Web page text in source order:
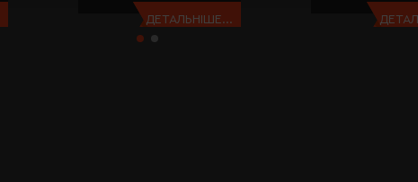
ДЕТАЛЬНІШЕ...